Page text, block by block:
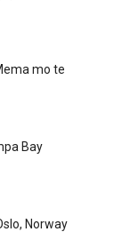
mo te
Bay
Norway